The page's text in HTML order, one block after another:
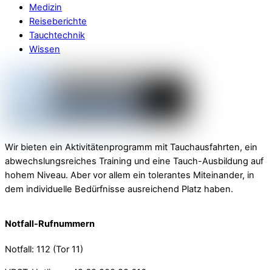
Medizin
Reiseberichte
Tauchtechnik
Wissen
Wir bieten ein Aktivitätenprogramm mit Tauchausfahrten, ein
abwechslungsreiches Training und eine Tauch-Ausbildung auf
hohem Niveau. Aber vor allem ein tolerantes Miteinander, in
dem individuelle Bedürfnisse ausreichend Platz haben.
Notfall-Rufnummern
Notfall: 112 (Tor 11)